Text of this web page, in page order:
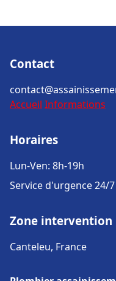
Contact
Accueil Informations
Horaires
Lun-Ven: 8h-19h
Service d'urgence 24/7
Zone intervention
Canteleu, France